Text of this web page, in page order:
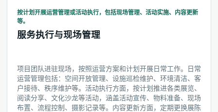
按计划开展运营管理或活动执行，包括现场管理、活动实施、内容更新
等。
服务执行与现场管理
项目团队进驻现场，按照运营方案和计划开展日常工作。日常
运营管理包括：空间开放管理、设施巡检维护、环境清洁、客
户接待、秩序维护等。活动执行方面，按计划推进各类展览、
阅读分享、文化沙龙等活动，涵盖活动宣传、物料准备、现场
布置、流程控制、摄影记录等。内容更新方面，定期更换展陈